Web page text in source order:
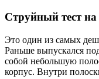
Струйный тест на
Это один из самых
Раньше выпускался
собой небольшую
корпус. Внутри